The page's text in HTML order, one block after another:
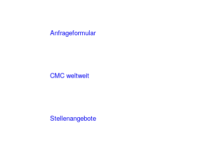
Anfrageformular
CMC weltweit
Stellenangebote